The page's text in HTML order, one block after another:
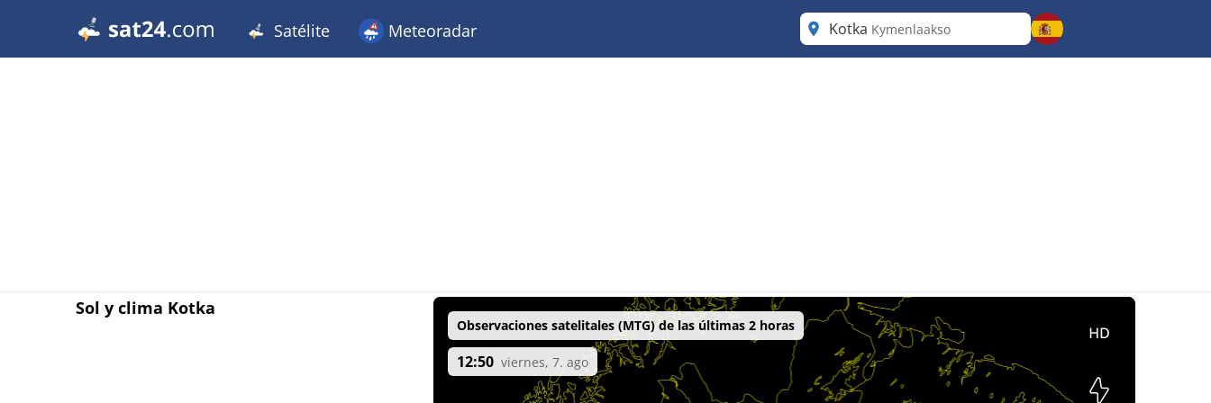
Satélite Meteoradar Kotka Kymenlaakso
Sol y clima Kotka
Observaciones satelitales (MTG) de las últimas 2 horas
12:50 viernes, 7. ago